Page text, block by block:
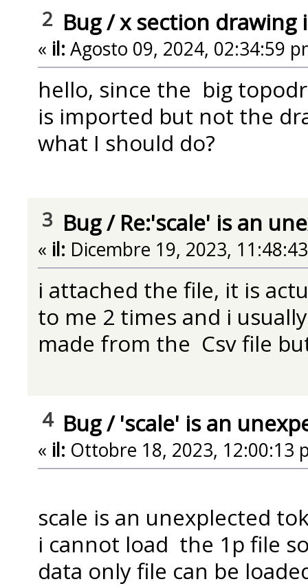
2 Bug/x section
« il: Agosto 09, 2024, 02:34:59
hello, since the big
is imported but not the
what I should do?
3 Bug/ Re:'scale' is an
« il: Dicembre 19, 2023,
i attached the file, it is
to me 2 times and i
made from the Csv file
4 Bug/'scale' is an
« il: Ottobre 18, 2023, 12:00:13
scale is an unexplected
i cannot load the 1p file
data only file can be